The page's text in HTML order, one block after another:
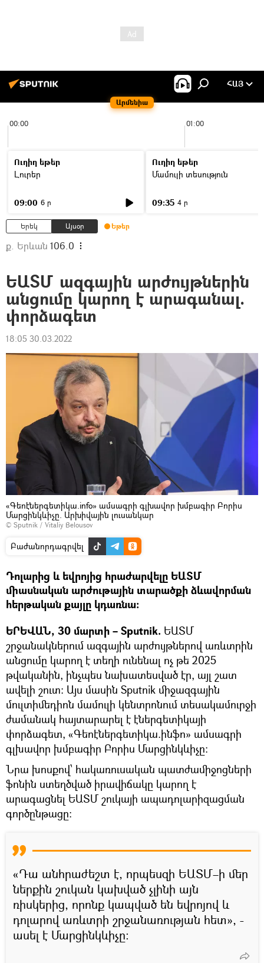
Արմենիա
ՀԱՅ
00:00 01:00
Ուղիղ եթեր
Լուրեր
09:00 6 ր
Ուղիղ եթեր
Մամուլի տեսություն
09:35 4 ր
Երեկ Այսօր Եթեր
ք. Երևան 106.0
ԵԱՏՄ ազգային արժույթներին
անցումը կարող է արագանալ.
փորձագետ
18:05 30.03.2022
«Գեոէներգետիկա.info» ամսագրի գլխավոր խմբագիր Բորիս
Մարցինկևիչը. Արխիվային լուսանկար
© Sputnik / Vitaliy Belousov
Բաժանորդագրվել
Դոլարից և եվրոյից հրաժարվելը ԵԱՏՄ
միասնական արժութային տարածքի ձևավորման
հերթական քայլը կդառնա։
ԵՐԵՎԱՆ, 30 մարտի – Sputnik. ԵԱՏՄ
շրջանակներում ազգային արժույթներով առևտրին
անցումը կարող է տեղի ունենալ ոչ թե 2025
թվականին, ինչպես նախատեսված էր, այլ շատ
ավելի շուտ։ Այս մասին Sputnik միջազգային
մուլտիմեդիոն մամուլի կենտրոնում տեսակամուրջի
ժամանակ հայտարարել է էներգետիկայի
փորձագետ, «Գեոէներգետիկա.ինֆո» ամսագրի
գլխավոր խմբագիր Բորիս Մարցինկևիչը։
Նրա խոսքով՝ հակառուսական պատժամիջոցների
ֆոնին ստեղծված իրավիճակը կարող է
արագացնել ԵԱՏՄ շուկայի ապադոլարիզացման
գործընթացը։
«Դա անհրաժեշտ է, որպեսզի ԵԱՏՄ–ի մեր
ներքին շուկան կախված չլինի այն
ռիսկերից, որոնք կապված են եվրոյով և
դոլարով առևտրի շրջանառության հետ», -
ասել է Մարցինկևիչը: